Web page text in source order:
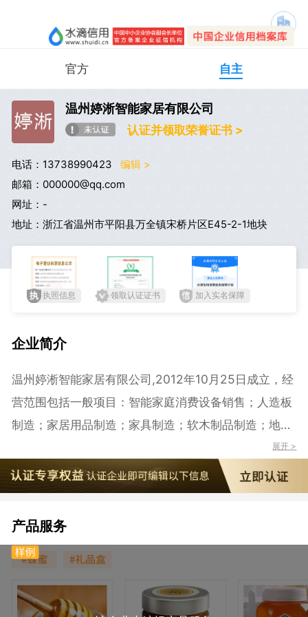
官方 自主
温州婷淅智能家居有限公司
认证并领取荣誉证书 >
电话：13738990423
编辑 >
邮箱：000000@qq.com
网址：-
地址：浙江省温州市平阳县万全镇宋桥片区E45-2-1地块
执照信息 领取认证证书 加入实名保障
企业简介
温州婷淅智能家居有限公司,2012年10月25日成立，经
营范围包括一般项目：智能家庭消费设备销售；人造板
制造；家居用品制造；家具制造；软木制品制造；地板
制造；建筑用木料及木材组件加工；家居用品销售；建
筑材料销售；建筑装饰材料销售；软木制品销售；人造
板销售；玩具销售；非居住房地产租赁；货物进出口；
技术进出口（除依法须经批准的项目外，凭营业执照依
法自主开展经营活动）。
展开 >
产品服务